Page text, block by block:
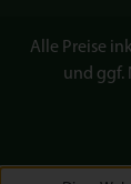
Alle Preise
und ggf.